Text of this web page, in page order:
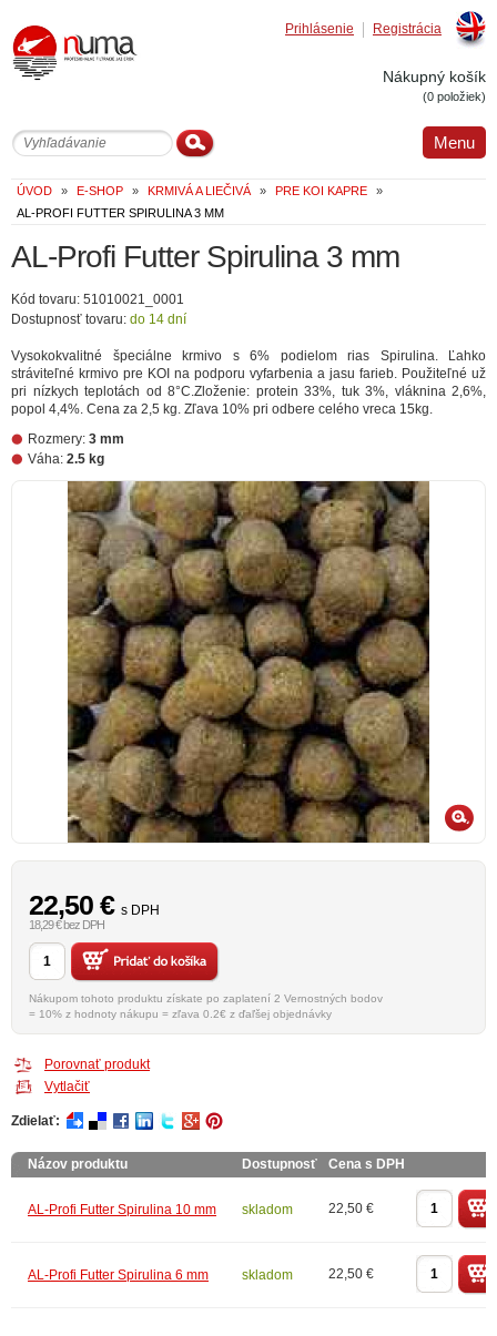
Registrácia
Prihlásenie
Nákupný košík
(0 položiek)
Menu
ÚVOD » E-SHOP » KRMIVÁ A LIEČIVÁ » PRE KOI KAPRE
»
AL-PROFI FUTTER SPIRULINA 3 MM
AL-Profi Futter Spirulina 3 mm
Kód tovaru: 51010021_0001
Dostupnosť tovaru: do 14 dní
Vysokokvalitné špeciálne krmivo s 6% podielom rias Spirulina. Ľahko
stráviteľné krmivo pre KOI na podporu vyfarbenia a jasu farieb. Použiteľné už
pri nízkych teplotách od 8°C.Zloženie: protein 33%, tuk 3%, vláknina 2,6%,
popol 4,4%. Cena za 2,5 kg. Zľava 10% pri odbere celého vreca 15kg.
Rozmery: 3 mm
Váha: 2.5 kg
22,50 € s DPH
18,29 € bez DPH
Nákupom tohoto produktu získate po zaplatení 2 Vernostných bodov
= 10% z hodnoty nákupu = zľava 0.2€ z ďaľšej objednávky
Porovnať produkt
Vytlačiť
Zdielať:
Názov produktu Dostupnosť Cena s DPH
AL-Profi Futter Spirulina 10 mm skladom 22,50 €
AL-Profi Futter Spirulina 6 mm skladom 22,50 €